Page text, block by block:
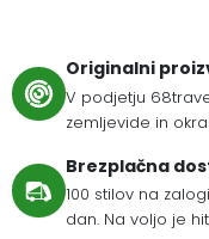
Originalni
V podjetju
zemljevide in
Brezplačna
100 stilov na
dan. Na voljo je